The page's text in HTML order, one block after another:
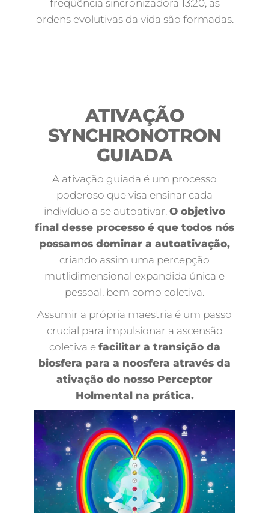
freqüência sincronizadora 13:20, as
ordens evolutivas da vida são formadas.
ATIVAÇÃO
SYNCHRONOTRON
GUIADA
A ativação guiada é um processo
poderoso que visa ensinar cada
indivíduo a se autoativar. O objetivo
final desse processo é que todos nós
possamos dominar a autoativação,
criando assim uma percepção
mutlidimensional expandida única e
pessoal, bem como coletiva.
Assumir a própria maestria é um passo
crucial para impulsionar a ascensão
coletiva e facilitar a transição da
biosfera para a noosfera através da
ativação do nosso Perceptor
Holmental na prática.